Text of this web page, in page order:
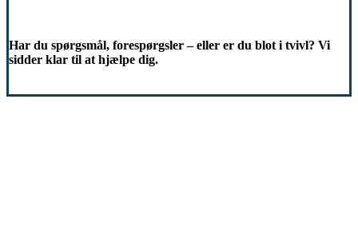
Har du spørgsmål, forespørgsler – eller er du blot i tvivl? Vi
sidder klar til at hjælpe dig.